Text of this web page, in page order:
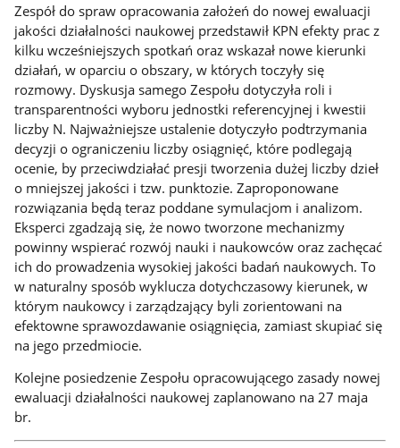
Zespół do spraw opracowania założeń do nowej ewaluacji
jakości działalności naukowej przedstawił KPN efekty prac z
kilku wcześniejszych spotkań oraz wskazał nowe kierunki
działań, w oparciu o obszary, w których toczyły się
rozmowy. Dyskusja samego Zespołu dotyczyła roli i
transparentności wyboru jednostki referencyjnej i kwestii
liczby N. Najważniejsze ustalenie dotyczyło podtrzymania
decyzji o ograniczeniu liczby osiągnięć, które podlegają
ocenie, by przeciwdziałać presji tworzenia dużej liczby dzieł
o mniejszej jakości i tzw. punktozie. Zaproponowane
rozwiązania będą teraz poddane symulacjom i analizom.
Eksperci zgadzają się, że nowo tworzone mechanizmy
powinny wspierać rozwój nauki i naukowców oraz zachęcać
ich do prowadzenia wysokiej jakości badań naukowych. To
w naturalny sposób wyklucza dotychczasowy kierunek, w
którym naukowcy i zarządzający byli zorientowani na
efektowne sprawozdawanie osiągnięcia, zamiast skupiać się
na jego przedmiocie.
Kolejne posiedzenie Zespołu opracowującego zasady nowej
ewaluacji działalności naukowej zaplanowano na 27 maja
br.